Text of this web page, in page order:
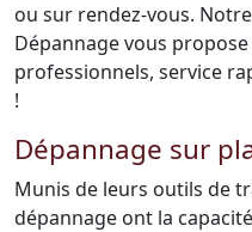
ou sur rendez-vous.
Dépannage vous
professionnels, service
!
Dépannage sur
Munis de leurs outils de
dépannage ont la